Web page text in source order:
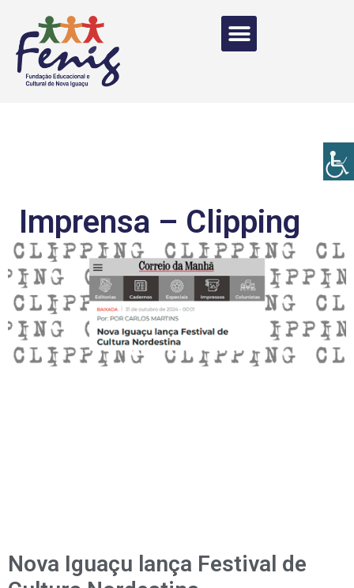
Imprensa – Clipping
Nova Iguaçu lança Festival de